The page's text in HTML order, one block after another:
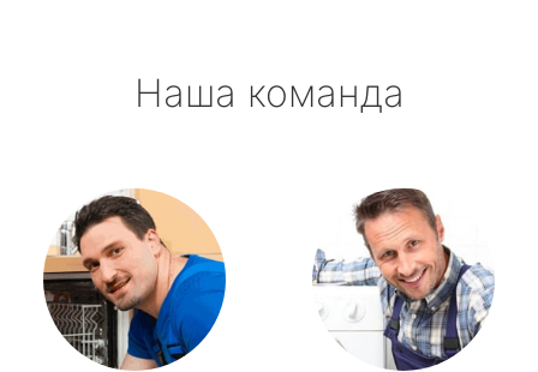
Наша команда